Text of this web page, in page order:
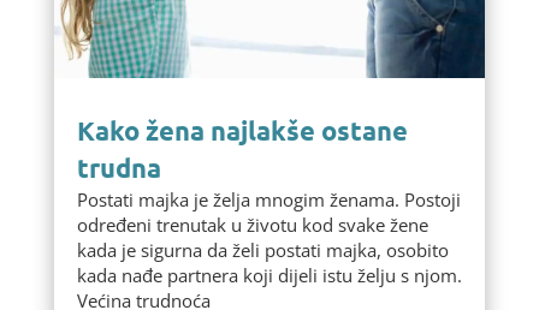
Kako žena najlakše ostane
trudna
Postati majka je želja mnogim ženama. Postoji
određeni trenutak u životu kod svake žene
kada je sigurna da želi postati majka, osobito
kada nađe partnera koji dijeli istu želju s njom.
Većina trudnoća